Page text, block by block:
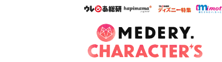
ウレぴあ総研ハピママ*
ウレぴ